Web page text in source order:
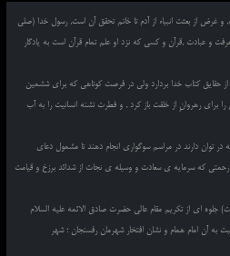
غرض از بعثت انبیاء از آدم تا خاتم تحقق آن است, رسول خدا (صلی
و عبادت ,قرآن و کسی که نزد او علم تمام قرآن است به یادگار
حقایق کتاب خدا بردارد ولی در فرصت کوتاهی که برای ششمین
برای رهروانِ از خلقت باز کرد , و فطرت تشنه انسانیت را به آب
دارند در مراسم سوگواری انجام دهند تا مشمول دعای
که سرمایه ی سعادت و وسیله ی نجات از شدائد برزخ و قیامت
جلوه ای از تکریم مقام عالی حضرت صادق الائمه علیه السلام
آن امام همام و نشان افتخار شهرمان رفسنجان ؛ شهر